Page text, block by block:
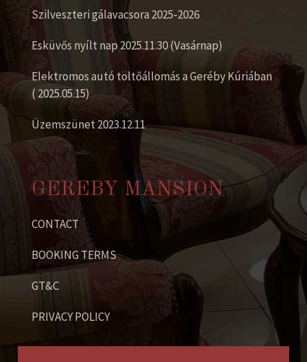
Szilveszteri gálavacsora 2025-2026
Esküvős nyílt nap 2025.11.30 (Vasárnap)
Elektromos autó töltőállomás a Geréby Kúriában
( 2025.05.15)
Üzemszünet 2023.12.11
GEREBY MANSION
CONTACT
BOOKING TERMS
GT&C
PRIVACY POLICY